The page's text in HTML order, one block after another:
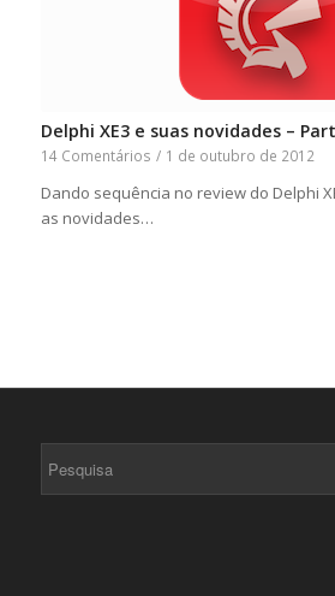
Delphi XE3 e suas novidades –
14 Comentários / 1 de outubro de 2012
Dando sequência no review do Delphi
as novidades…